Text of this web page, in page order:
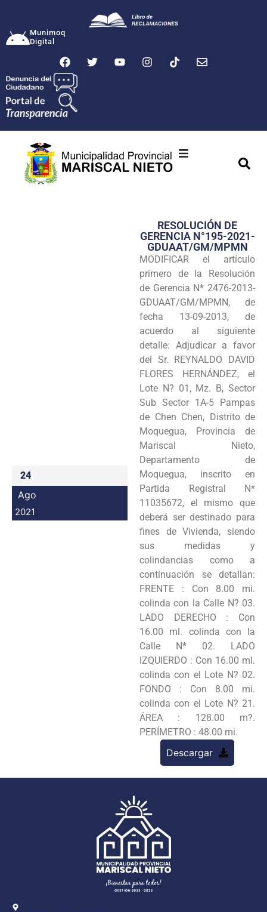
Munimoq
Digital
Transparencia
Seguridad
Programas
Intranet
24
Ago
2021
RESOLUCIÓN DE
GERENCIA N°195-2021-
GDUAAT/GM/MPMN
MODIFICAR el artículo
primero de la Resolución
de Gerencia N* 2476-2013-
GDUAAT/GM/MPMN, de
fecha 13-09-2013, de
acuerdo al siguiente
detalle: Adjudicar a favor
del Sr. REYNALDO DAVID
FLORES HERNÁNDEZ, el
Lote N? 01, Mz. B, Sector
Sub Sector 1A-5 Pampas
de Chen Chen, Distrito de
Moquegua, Provincia de
Mariscal Nieto,
Departamento de
Moquegua, inscrito en
Partida Registral N*
11035672, el mismo que
deberá ser destinado para
fines de Vivienda, siendo
sus medidas y
colindancias como a
continuación se detallan:
FRENTE : Con 8.00 mi.
colinda con la Calle N? 03.
LADO DERECHO : Con
16.00 ml. colinda con la
Calle N* 02. LADO
IZQUIERDO : Con 16.00 ml.
colinda con el Lote N? 02.
FONDO : Con 8.00 mi.
colinda con el Lote N? 21.
ÁREA : 128.00 m?.
PERÍMETRO : 48.00 mi.
Descargar